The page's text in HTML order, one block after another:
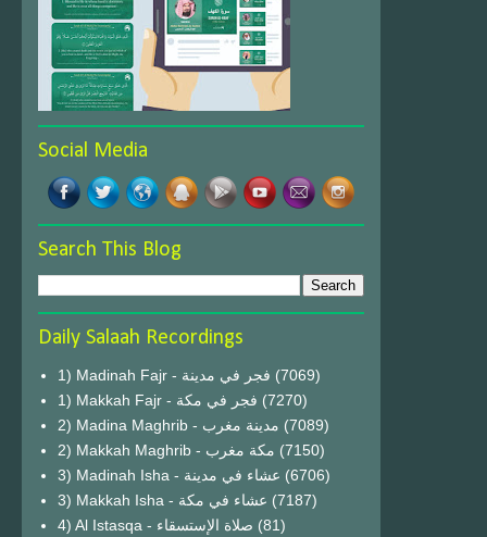
Social Media
Search This Blog
Daily Salaah Recordings
1) Madinah Fajr - فجر في مدينة (7069)
1) Makkah Fajr - فجر في مكة (7270)
2) Madina Maghrib - مدينة مغرب (7089)
2) Makkah Maghrib - مكة مغرب (7150)
3) Madinah Isha - عشاء في مدينة (6706)
3) Makkah Isha - عشاء في مكة (7187)
4) Al Istasqa - صلاة الإستسقاء (81)